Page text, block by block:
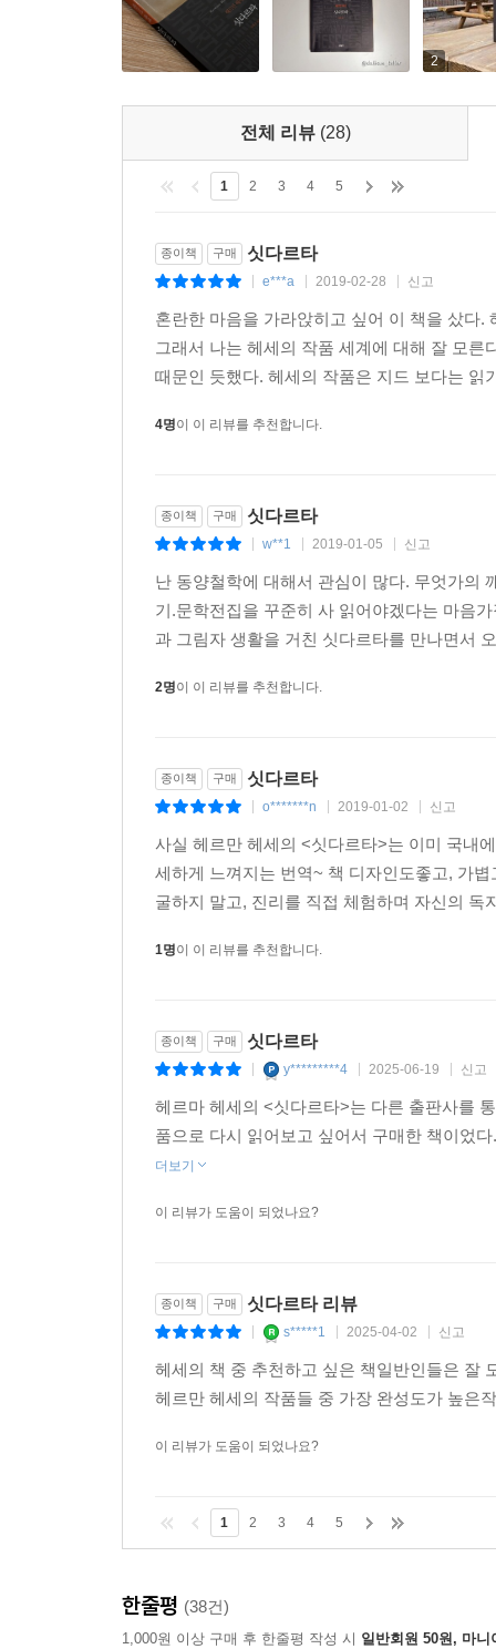
불교 사상에의 관심은 소설의 내용뿐 아니라
불교에서 말하는 네 개의 성스러운 진리, 사성
종교에 배타적인 입장을 보였던 것은 결코 아
“나는 모든 종파, 인간의 모든 경건성의 형태에서
규명하고자 했습니다.”
가정이나 학교 같은 안정된 세계에서 부자유스러
데 집중했고, 언제나 인간 본성과 심리적 영역에
이야기하면서, 한 인간이 우주와 자신을 하나
세계에서 출발해 감각의 세계를 거쳐 마침내 열
독자적인 길을 개척해나감으로써 비로소 구원과
나아가야 함을 일러준다.
2
전체 리뷰 (28)
1 2 3 4 5
종이책 구매 싯다르타
e***a 2019-02-28 신고
혼란한 마음을 가라앉히고 싶어 이 책을 샀다
그래서 나는 헤세의 작품 세계에 대해 잘 모
때문인 듯했다. 헤세의 작품은 지드 보다는
4명이 이 리뷰를 추천합니다.
종이책 구매 싯다르타
w**1 2019-01-05 신고
난 동양철학에 대해서 관심이 많다. 무엇가의
기.문학전집을 꾸준히 사 읽어야겠다는 마음
과 그림자 생활을 거친 싯다르타를 만나면서
2명이 이 리뷰를 추천합니다.
종이책 구매 싯다르타
o*******n 2019-01-02 신고
사실 헤르만 헤세의 <싯다르타>는 이미 국내
세하게 느껴지는 번역~ 책 디자인도좋고, 가
굴하지 말고, 진리를 직접 체험하며 자신의
1명이 이 리뷰를 추천합니다.
종이책 구매 싯다르타
y*********4 2025-06-19 신고
헤르마 헤세의 <싯다르타>는 다른 출판사를
품으로 다시 읽어보고 싶어서 구매한 책이었
더보기
이 리뷰가 도움이 되었나요?
종이책 구매 싯다르타 리뷰
s*****1 2025-04-02 신고
헤세의 책 중 추천하고 싶은 책일반인들은 잘
헤르만 헤세의 작품들 중 가장 완성도가 높은
이 리뷰가 도움이 되었나요?
1 2 3 4 5
한줄평 (38건)
1,000원 이상 구매 후 한줄평 작성 시 일반회원 50원, 마니